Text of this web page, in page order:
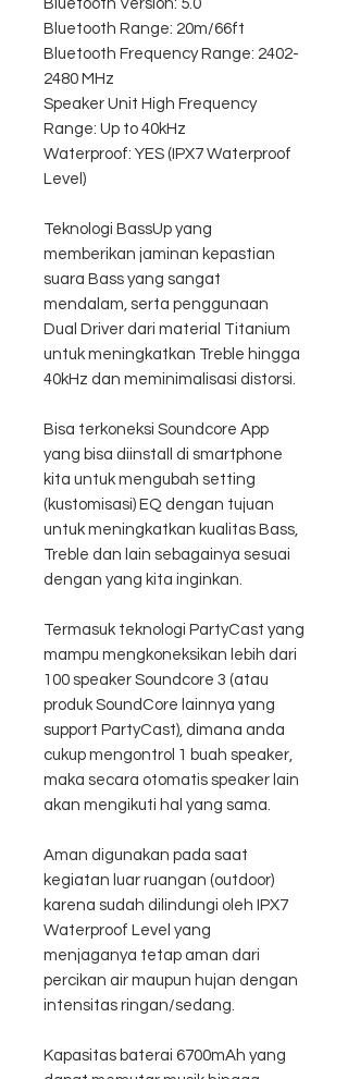
Bluetooth Version: 5.0
Bluetooth Range: 20m/66ft
Bluetooth Frequency Range: 2402-
2480 MHz
Speaker Unit High Frequency
Range: Up to 40kHz
Waterproof: YES (IPX7 Waterproof
Level)
Teknologi BassUp yang
memberikan jaminan kepastian
suara Bass yang sangat
mendalam, serta penggunaan
Dual Driver dari material Titanium
untuk meningkatkan Treble hingga
40kHz dan meminimalisasi distorsi.
Bisa terkoneksi Soundcore App
yang bisa diinstall di smartphone
kita untuk mengubah setting
(kustomisasi) EQ dengan tujuan
untuk meningkatkan kualitas Bass,
Treble dan lain sebagainya sesuai
dengan yang kita inginkan.
Termasuk teknologi PartyCast yang
mampu mengkoneksikan lebih dari
100 speaker Soundcore 3 (atau
produk SoundCore lainnya yang
support PartyCast), dimana anda
cukup mengontrol 1 buah speaker,
maka secara otomatis speaker lain
akan mengikuti hal yang sama.
Aman digunakan pada saat
kegiatan luar ruangan (outdoor)
karena sudah dilindungi oleh IPX7
Waterproof Level yang
menjaganya tetap aman dari
percikan air maupun hujan dengan
intensitas ringan/sedang.
Kapasitas baterai 6700mAh yang